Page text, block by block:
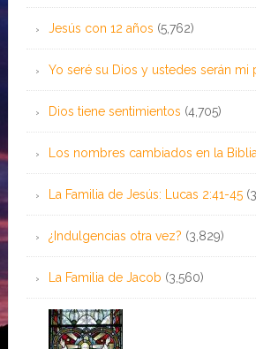
Jesús con 12 años (5,762)
Yo seré su Dios y ustedes serán mi
Dios tiene sentimientos (4,705)
Los nombres cambiados en la Biblia
La Familia de Jesús: Lucas 2:41-45
¿Indulgencias otra vez? (3,829)
La Familia de Jacob (3,560)